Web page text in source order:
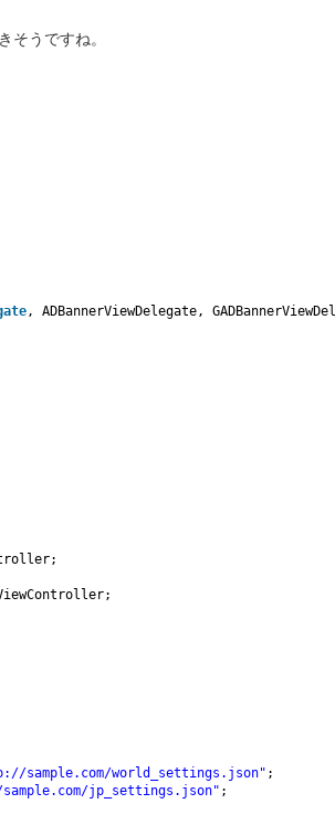
そうですね。
, ADBannerViewDelegate,
sample.com/world_settings.json" ;
jp_settings.json" ;